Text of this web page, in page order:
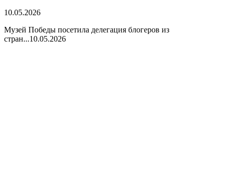
10.05.2026
Музей Победы посетила делегация блогеров из
стран...10.05.2026